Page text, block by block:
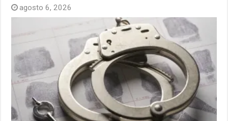
agosto 6, 2026